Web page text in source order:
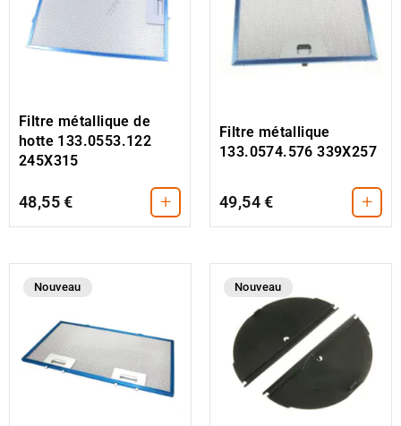
Filtre métallique de
hotte 133.0553.122
245X315
48,55 € +
Filtre métallique
133.0574.576 339X257
49,54 € +
Nouveau Nouveau